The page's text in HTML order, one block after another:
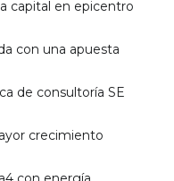
capital en epicentro
con una apuesta
de consultoría SE
crecimiento